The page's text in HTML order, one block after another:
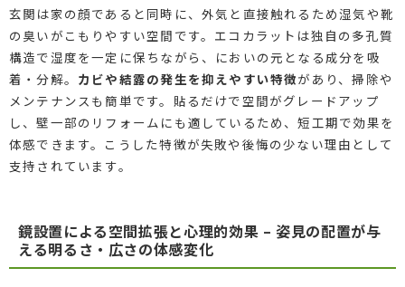
玄関は家の顔であると同時に、外気と直接触れるため湿気や靴
の臭いがこもりやすい空間です。エコカラットは独自の多孔質
構造で湿度を一定に保ちながら、においの元となる成分を吸
着・分解。 カビや結露の発生を抑えやすい特徴があり、掃除や
メンテナンスも簡単です。貼るだけで空間がグレードアップ
し、壁一部のリフォームにも適しているため、短工期で効果を
体感できます。こうした特徴が失敗や後悔の少ない理由として
支持されています。
鏡設置による空間拡張と心理的効果 – 姿見の配置が与
える明るさ・広さの体感変化